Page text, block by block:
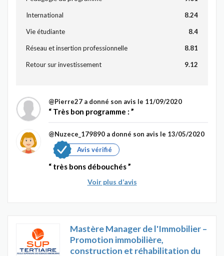
International 8.24
Vie étudiante 8.4
Réseau et insertion professionnelle 8.81
Retour sur investissement 9.12
@Pierre27 a donné son avis le 11/09/2020
Très bon programme :
@Nuzece_179890 a donné son avis le 13/05/2020
Avis vérifié
très bons débouchés
Voir plus d’avis
Mastère Manager de l'Immobilier –
Promotion immobilière,
construction et réhabilitation du